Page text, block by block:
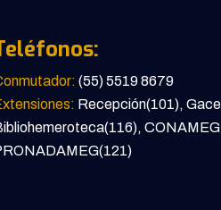
(55) 5519 8679
Recepción(101),